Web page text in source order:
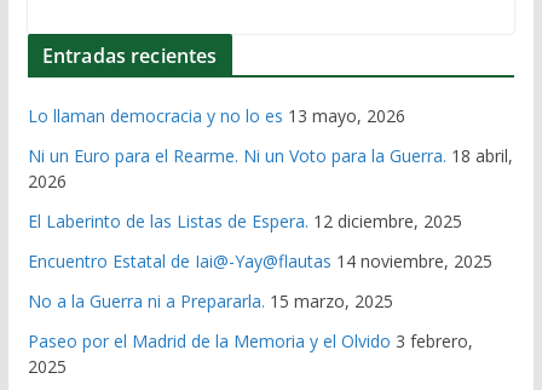
Entradas recientes
Lo llaman democracia y no lo es 13 mayo, 2026
Ni un Euro para el Rearme. Ni un Voto para la Guerra. 18 abril,
2026
El Laberinto de las Listas de Espera. 12 diciembre, 2025
Encuentro Estatal de Iai@-Yay@flautas 14 noviembre, 2025
No a la Guerra ni a Prepararla. 15 marzo, 2025
Paseo por el Madrid de la Memoria y el Olvido 3 febrero,
2025